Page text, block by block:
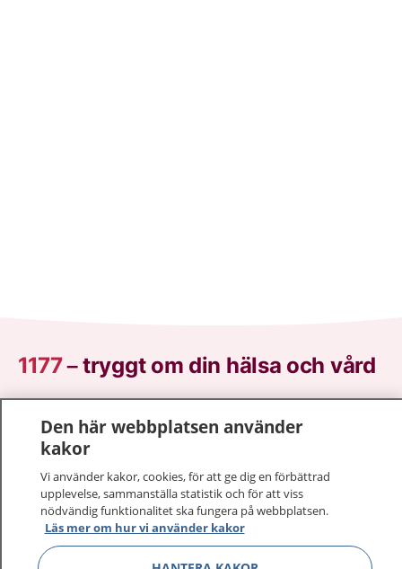
1177–tryggt om din hälsa och vård
sjukdomar och vilka mottagningar du kan kontakta.
Logga in för att läsa din journal och göra dina
vårdärenden. Ring telefonnummer 1177 för
sjukvårdsrådgivning dygnet runt.
1177 ger dig råd när du vill må bättre.
Den här webbplatsen använder
kakor
Vi använder kakor, cookies, för att ge dig en förbättrad
upplevelse, sammanställa statistik och för att viss
nödvändig funktionalitet ska fungera på webbplatsen.
Läs mer om hur vi använder kakor